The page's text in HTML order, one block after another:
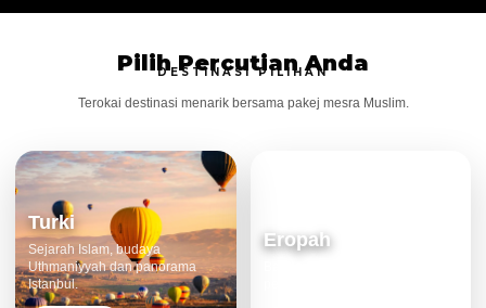
DESTINASI PILIHAN
Pilih Percutian Anda
Terokai destinasi menarik bersama pakej mesra Muslim.
Turki
Sejarah Islam, budaya
Uthmaniyyah dan panorama
Istanbul.
Eropah